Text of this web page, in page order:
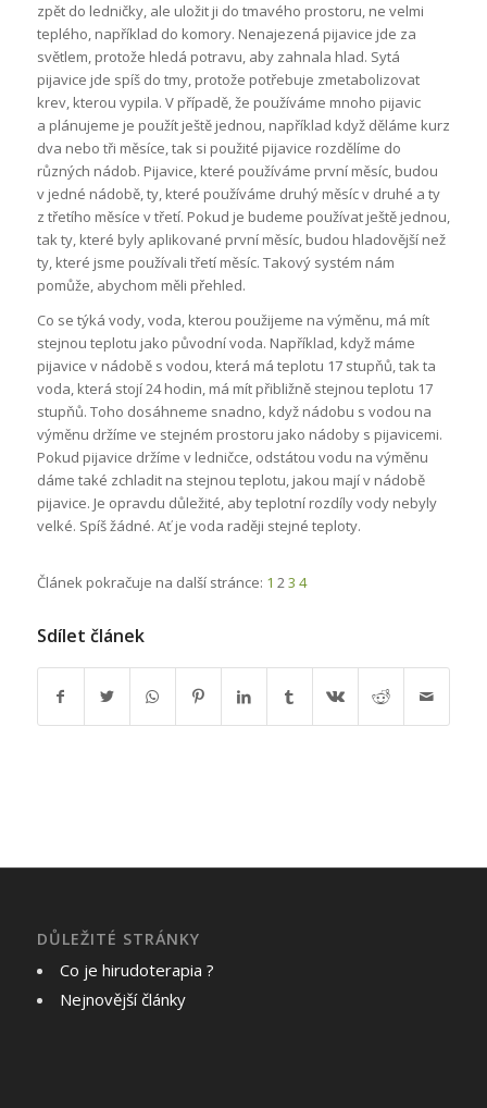
zpět do ledničky, ale uložit ji do tmavého prostoru, ne velmi
teplého, například do komory. Nenajezená pijavice jde za
světlem, protože hledá potravu, aby zahnala hlad. Sytá
pijavice jde spíš do tmy, protože potřebuje zmetabolizovat
krev, kterou vypila. V případě, že používáme mnoho pijavic
a plánujeme je použít ještě jednou, například když děláme kurz
dva nebo tři měsíce, tak si použité pijavice rozdělíme do
různých nádob. Pijavice, které používáme první měsíc, budou
v jedné nádobě, ty, které používáme druhý měsíc v druhé a ty
z třetího měsíce v třetí. Pokud je budeme používat ještě jednou,
tak ty, které byly aplikované první měsíc, budou hladovější než
ty, které jsme používali třetí měsíc. Takový systém nám
pomůže, abychom měli přehled.
Co se týká vody, voda, kterou použijeme na výměnu, má mít
stejnou teplotu jako původní voda. Například, když máme
pijavice v nádobě s vodou, která má teplotu 17 stupňů, tak ta
voda, která stojí 24 hodin, má mít přibližně stejnou teplotu 17
stupňů. Toho dosáhneme snadno, když nádobu s vodou na
výměnu držíme ve stejném prostoru jako nádoby s pijavicemi.
Pokud pijavice držíme v ledničce, odstátou vodu na výměnu
dáme také zchladit na stejnou teplotu, jakou mají v nádobě
pijavice. Je opravdu důležité, aby teplotní rozdíly vody nebyly
velké. Spíš žádné. Ať je voda raději stejné teploty.
Článek pokračuje na další stránce: 1 23 4
Sdílet článek
DŮLEŽITÉ STRÁNKY
Co je hirudoterapia ?
Nejnovější články